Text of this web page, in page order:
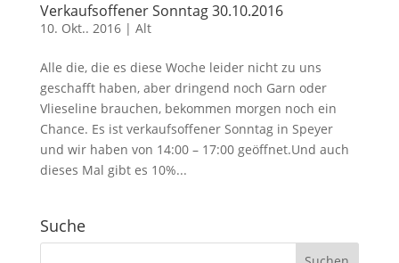
Verkaufsoffener Sonntag 30.10.2016
10. Okt.. 2016| Alt
Alle die, die es diese Woche leider nicht zu uns
geschafft haben, aber dringend noch Garn oder
Vlieseline brauchen, bekommen morgen noch ein
Chance. Es ist verkaufsoffener Sonntag in Speyer
und wir haben von 14:00 – 17:00 geöffnet.Und auch
dieses Mal gibt es 10%...
Suche